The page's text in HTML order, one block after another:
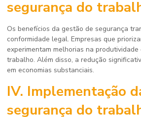
segurança do
Os benefícios da gestão de segurança
conformidade legal. Empresas que
experimentam melhorias na
trabalho. Além disso, a redução
em economias substanciais.
IV. Implementação
segurança do